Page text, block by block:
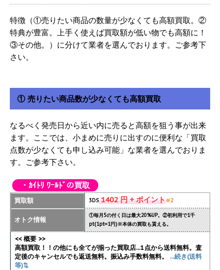
特徴（①売りたい商品の数量が少なくても高額買取。②
特典が豊富。上手く使えば買取額が低い物でも高額に！
③その他。）に分けて業者を選んでおります。ご参考下
さい。
① 売りたい商品数が少なくても高額買取
なるべく発売日から近い内に売ると高額を狙う事が出来
ます。ここでは、小まめに売りに出すのに便利な「買取
点数が少なくても申し込み可能」な業者を選んでおりま
す。ご参考下さい。
・ｶｲﾄﾘ ﾜｰﾙﾄﾞの買取
買取額 3DS1402 円 + ポイント※2
オトク情報
①毎月5の付く日は最大20%UP。②初利用で1千
pt(1pt=1円)※本体の買取も貰える。
<< 概要 >>
高額買取！！の他にも全てが揃った買取店...1点から送料無料。査
定後のキャンセルでも返送無料。振込み手数料無料。
...続き(送料
等)⇅